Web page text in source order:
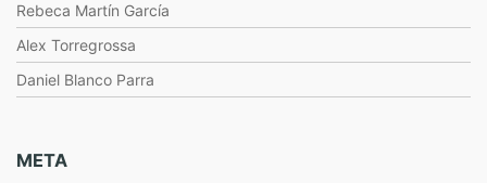
Rebeca Martín García
Alex Torregrossa
Daniel Blanco Parra
META